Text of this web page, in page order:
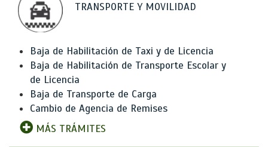
TRANSPORTE Y MOVILIDAD
Baja de Habilitación de Taxi y de Licencia
Baja de Habilitación de Transporte Escolar y
de Licencia
Baja de Transporte de Carga
Cambio de Agencia de Remises
MÁS TRÁMITES